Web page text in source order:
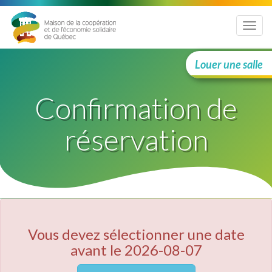
Menu
Louer une salle
Confirmation de
réservation
Vous devez sélectionner une date
avant le 2026-08-07